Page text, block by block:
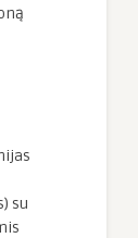
su